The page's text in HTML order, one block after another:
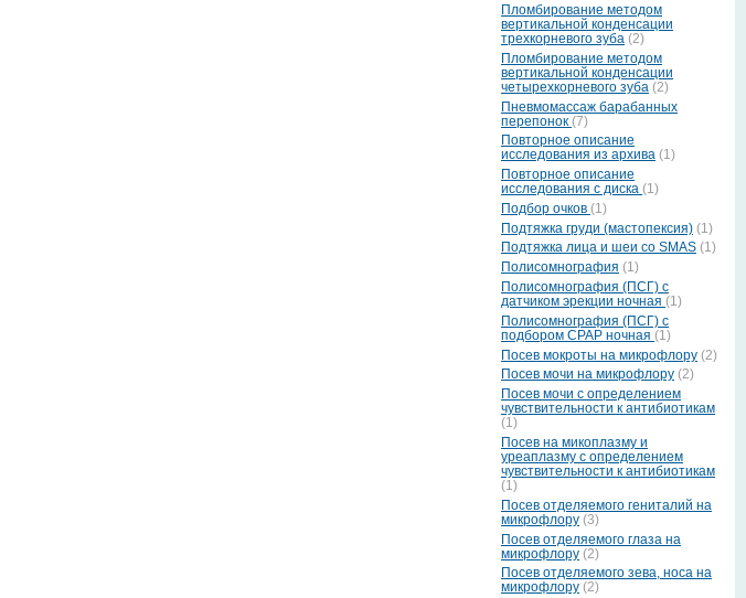
Пломбирование методом
вертикальной конденсации
трехкорневого зуба (2)
Пломбирование методом
вертикальной конденсации
четырехкорневого зуба (2)
Пневмомассаж барабанных
перепонок (7)
Повторное описание
исследования из архива (1)
Повторное описание
исследования с диска (1)
Подбор очков (1)
Подтяжка груди (мастопексия) (1)
Подтяжка лица и шеи со SMAS (1)
Полисомнография (1)
Полисомнография (ПСГ) с
датчиком эрекции ночная (1)
Полисомнография (ПСГ) с
подбором СРАР ночная (1)
Посев мокроты на микрофлору (2)
Посев мочи на микрофлору (2)
Посев мочи с определением
чувствительности к антибиотикам
(1)
Посев на микоплазму и
уреаплазму с определением
чувствительности к антибиотикам
(1)
Посев отделяемого гениталий на
микрофлору (3)
Посев отделяемого глаза на
микрофлору (2)
Посев отделяемого зева, носа на
микрофлору (2)